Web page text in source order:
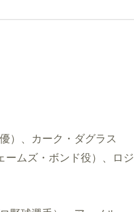
）、カーク・ダグラス
ームズ・ボンド役）、ロジ